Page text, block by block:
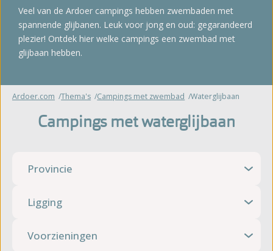
Veel van de Ardoer campings hebben zwembaden met
spannende glijbanen. Leuk voor jong en oud: gegarandeerd
plezier! Ontdek hier welke campings een zwembad met
glijbaan hebben.
Ardoer.com Thema's Campings met zwembad Waterglijbaan
Campings met waterglijbaan
Provincie
Ligging
Voorzieningen